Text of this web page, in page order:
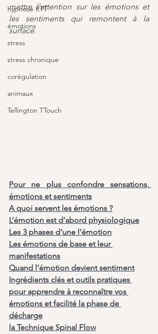
hypnose RTT
émotions
stress
stress chronique
corégulation
animaux
Tellington TTouch
mettre l’attention sur les émotions et
les sentiments qui remontent à la
surface.
Pour ne plus confondre sensations,
émotions et sentiments
A quoi servent les émotions ?
L’émotion est d’abord physiologique
Les 3 phases d’une l’émotion
Les émotions de base et leur
manifestations
Quand l’émotion devient sentiment
Ingrédients clés et outils pratiques
pour apprendre à reconnaître vos
émotions et facilité la phase de
décharge
la Technique Spinal Flow